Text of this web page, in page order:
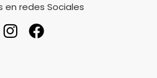
en redes Sociales